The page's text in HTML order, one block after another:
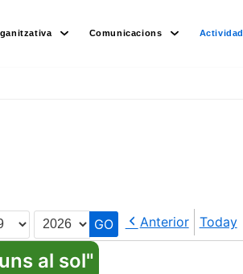
Comunicacions
Anterior Today
al sol"